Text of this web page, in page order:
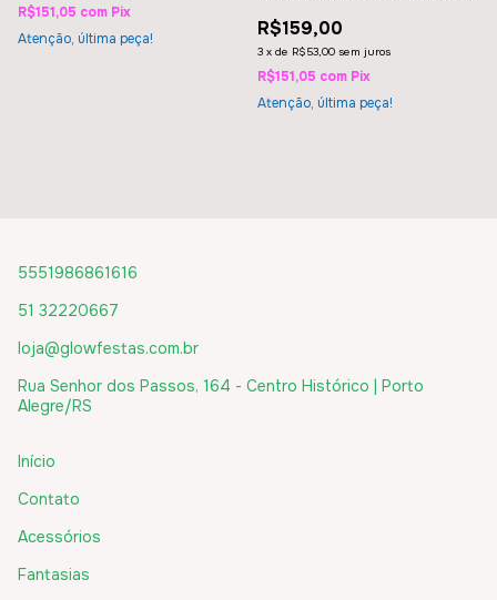
R$151,05 com Pix
Atenção, última peça!
R$159,00
3 x de R$53,00 sem juros
R$151,05 com Pix
Atenção, última peça!
5551986861616
51 32220667
loja@glowfestas.com.br
Rua Senhor dos Passos, 164 - Centro Histórico | Porto
Alegre/RS
Início
Contato
Acessórios
Fantasias